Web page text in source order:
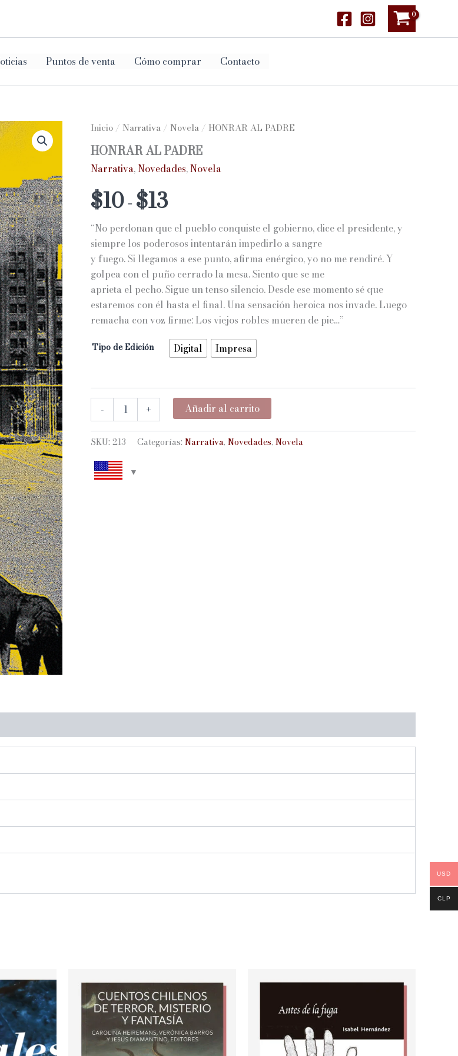
Puntos de venta Cómo comprar Contacto
Inicio / Narrativa / Novela / HONRAR AL PADRE
HONRAR AL PADRE
Narrativa,Novedades,Novela
$10-$13
precios:
desde
$10
hasta
“No perdonan que el pueblo conquiste el gobierno, dice el presidente, y
siempre los poderosos intentarán impedirlo a sangre
y fuego. Si llegamos a ese punto, afirma enérgico, yo no me rendiré. Y
golpea con el puño cerrado la mesa. Siento que se me
aprieta el pecho. Sigue un tenso silencio. Desde ese momento sé que
estaremos con él hasta el final. Una sensación heroica nos invade. Luego
remacha con voz firme: Los viejos robles mueren de pie…”
Tipo de Edición Digital Impresa
-
HONRAR
AL
cantidad
+ Añadir al carrito
SKU: 213 Categorías: Narrativa, Novedades, Novela
USD
CLP